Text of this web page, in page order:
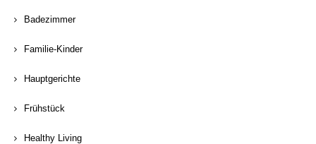
Badezimmer
Familie-Kinder
Hauptgerichte
Frühstück
Healthy Living